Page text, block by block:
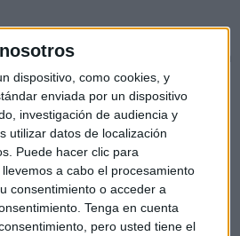
dispositivo, como cookies, y
enviada por un dispositivo
investigación de audiencia y
utilizar datos de localización
Puede hacer clic para
a cabo el procesamiento
consentimiento o acceder a
Tenga en cuenta
pero usted tiene el
los precios, muy ajustados en
son: